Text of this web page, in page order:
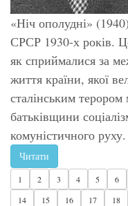
«Ніч ополудні»
СРСР 1930-х років.
як сприймалися за
життя країни, якої
сталінським
батьківщини
комуністичного руху.
Читати
1 2 3 4 5 6
14
15 16 17 18